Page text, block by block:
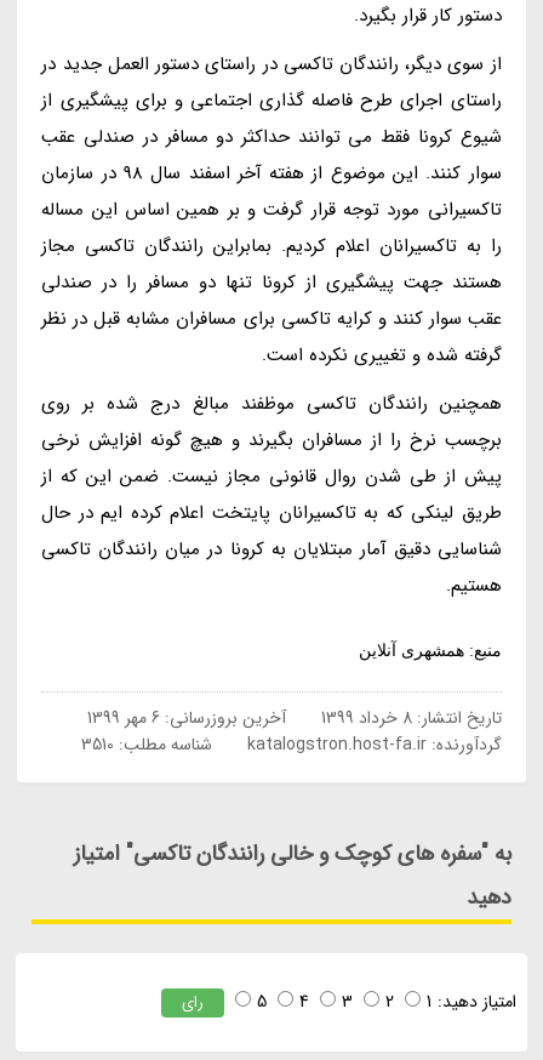
دستور کار قرار بگیرد.
از سوی دیگر، رانندگان تاکسی در راستای دستور العمل جدید در
راستای اجرای طرح فاصله گذاری اجتماعی و برای پیشگیری از
شیوع کرونا فقط می توانند حداکثر دو مسافر در صندلی عقب
سوار کنند. این موضوع از هفته آخر اسفند سال 98 در سازمان
تاکسیرانی مورد توجه قرار گرفت و بر همین اساس این مساله
را به تاکسیرانان اعلام کردیم. بمابراین رانندگان تاکسی مجاز
هستند جهت پیشگیری از کرونا تنها دو مسافر را در صندلی
عقب سوار کنند و کرایه تاکسی برای مسافران مشابه قبل در نظر
گرفته شده و تغییری نکرده است.
همچنین رانندگان تاکسی موظفند مبالغ درج شده بر روی
برچسب نرخ را از مسافران بگیرند و هیچ گونه افزایش نرخی
پیش از طی شدن روال قانونی مجاز نیست. ضمن این که از
طریق لینکی که به تاکسیرانان پایتخت اعلام کرده ایم در حال
شناسایی دقیق آمار مبتلایان به کرونا در میان رانندگان تاکسی
هستیم.
منبع: همشهری آنلاین
تاریخ انتشار:8 خرداد 1399 آخرین بروزرسانی: 6 مهر 1399
گردآورنده:katalogstron.host-fa.ir شناسه مطلب: 3510
به "سفره های کوچک و خالی رانندگان تاکسی" امتیاز
دهید
امتیاز دهید: 1
2
3
4
5 رای